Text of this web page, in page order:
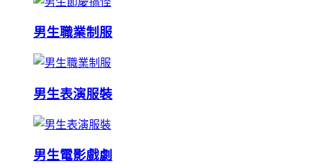
男生職業制服
男生表演服裝
男生電影戲劇